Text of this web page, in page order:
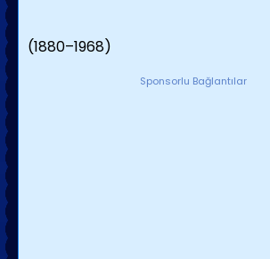
(1880–1968)
Sponsorlu Bağlantılar